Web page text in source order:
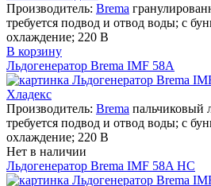
Производитель: Brema
требуется подвод и отвод воды; с
охлаждение; 220 В
В корзину
Льдогенератор Brema IMF 58A
Производитель: Brema пальчиковый
требуется подвод и отвод воды; с
охлаждение; 220 В
Нет в наличии
Льдогенератор Brema IMF 58A HC